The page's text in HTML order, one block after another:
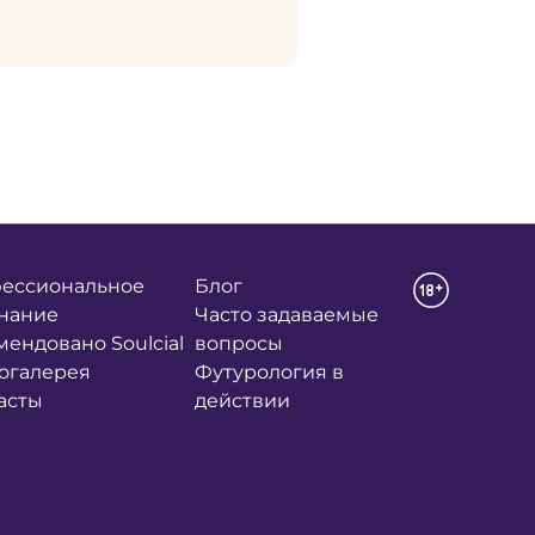
Soulcial
Блог
Часто задаваемые
вопросы
Футурология в
действии